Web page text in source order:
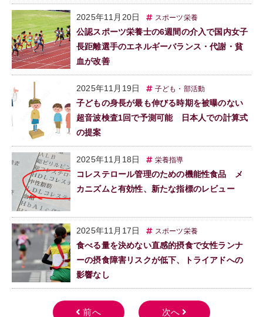
2025年11月20日 スポーツ栄養
公認スポーツ栄養士の6週間の介入で国内女子
長距離選手のエネルギーバランス・代謝・貧
血が改善
2025年11月19日 子ども・部活動
子どもの身長が最も伸びる時期を被曝のない
超音波検査1回で予測可能 日本人での計算式
の提案
2025年11月18日 栄養指導
コレステロール管理のための機能性食品 メ
カニズムと有効性、新たな指標のレビュー
2025年11月17日 スポーツ栄養
食べる量を決めない直感的摂食で女性ランナ
ーの摂食障害リスクが低下、トライアドへの
影響なし